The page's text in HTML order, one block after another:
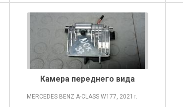
Камера переднего вида
MERCEDES BENZ A-CLASS W177, 2021 г.